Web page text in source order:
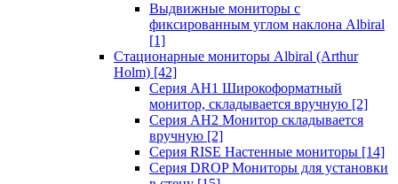
Выдвижные мониторы с
фиксированным углом наклона Albiral
[1]
Стационарные мониторы Albiral (Arthur
Holm) [42]
Серия AH1 Широкоформатный
монитор, складывается вручную [2]
Серия AH2 Монитор складывается
вручную [2]
Серия RISE Настенные мониторы [14]
Серия DROP Мониторы для установки